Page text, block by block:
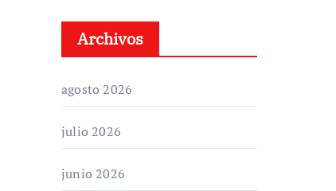
Archivos
agosto 2026
julio 2026
junio 2026